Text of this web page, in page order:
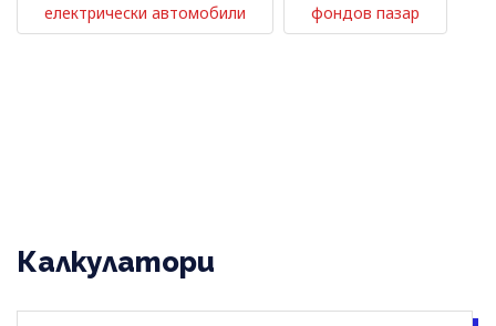
електрически автомобили фондов пазар
Калкулатори